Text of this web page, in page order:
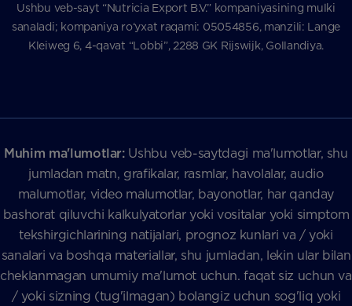
Ushbu veb-sayt “Nutricia Export B.V.” kompaniyasining mulki
sanaladi; kompaniya ro‘yxat raqami: 05054856, manzili: Lange
Kleiweg 6, 4-qavat “Lobbi”, 2288 GK Rijswijk, Gollandiya.
Muhim ma'lumotlar:Ushbu veb-saytdagi ma'lumotlar, shu
jumladan matn, grafikalar, rasmlar, havolalar, audio
malumotlar, video malumotlar, bayonotlar, har qanday
bashorat qiluvchi kalkulyatorlar yoki vositalar yoki simptom
tekshirgichlarining natijalari, prognoz kunlari va / yoki
sanalari va boshqa materiallar, shu jumladan, lekin ular bilan
cheklanmagan umumiy ma'lumot uchun. faqat siz uchun va
/ yoki sizning (tug'ilmagan) bolangiz uchun sog'liq yoki